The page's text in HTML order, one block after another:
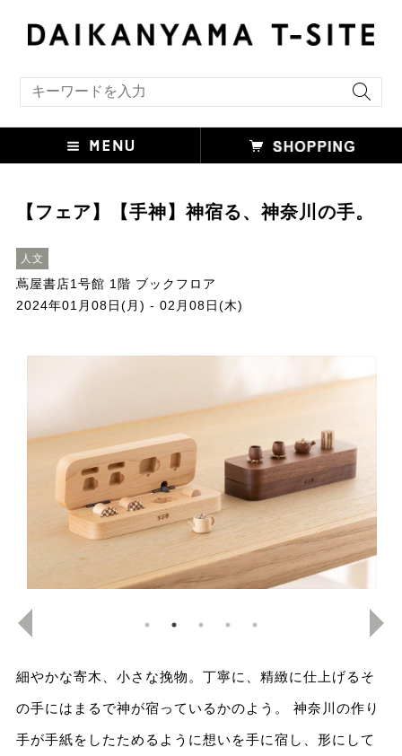
【フェア】【手神】神宿る、神奈川の手。
人文
蔦屋書店1号館 1階 ブックフロア
2024年01月08日(月) - 02月08日(木)
細やかな寄木、小さな挽物。丁寧に、精緻に仕上げるそ
の手にはまるで神が宿っているかのよう。 神奈川の作り
手が手紙をしたためるように想いを手に宿し、形にして